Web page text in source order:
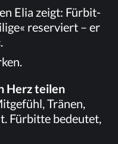
Elia zeigt: Für­bit­
re­ser­viert – er
Herz teilen
Trä­nen,
Für­bit­te be­deu­tet,